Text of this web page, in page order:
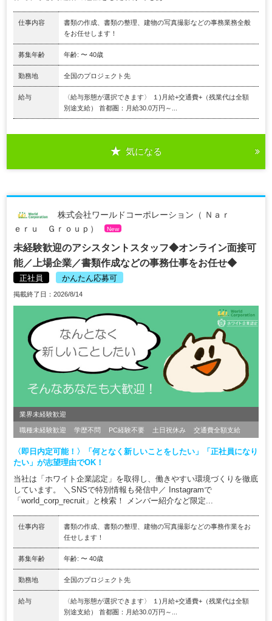
仕事内容
書類の作成、書類の整理、建物の写真撮影などの事務業務全般
をお任せします！
募集年齢 年齢: 〜 40歳
勤務地 全国のプロジェクト先
給与
〈給与形態が選択できます〉 １)月給+交通費+（残業代は全額
別途支給） 首都圏：月給30.0万円～...
気になる
株式会社ワールドコーポレーション（ Ｎａｒ
ｅｒｕ Ｇｒｏｕｐ）
New
未経験歓迎のアシスタントスタッフ◆オンライン面接可
能／上場企業／書類作成などの事務仕事をお任せ◆
正社員 かんたん応募可
掲載終了日：2026/8/14
業界未経験歓迎
職種未経験歓迎 学歴不問 PC経験不要 土日祝休み 交通費全額支給
〈即日内定可能！〉「何となく新しいことをしたい」「正社員になり
たい」が志望理由でOK！
当社は「ホワイト企業認定」を取得し、働きやすい環境づくりを徹底
しています。 ＼SNSで特別情報も発信中／ Instagramで
「world_corp_recruit」と検索！ メンバー紹介など限定...
仕事内容
書類の作成、書類の整理、建物の写真撮影などの事務作業をお
任せします！
募集年齢 年齢: 〜 40歳
勤務地 全国のプロジェクト先
給与
〈給与形態が選択できます〉 １)月給+交通費+（残業代は全額
別途支給） 首都圏：月給30.0万円～...